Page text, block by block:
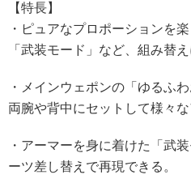
【特長】
・ピュアなプロポーションを
「武装モード」など、組み替
・メインウェポンの「ゆるふ
両腕や背中にセットして様々
・アーマーを身に着けた「武
ーツ差し替えで再現できる。